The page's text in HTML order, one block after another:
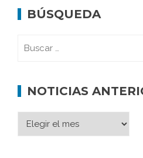
BÚSQUEDA
NOTICIAS